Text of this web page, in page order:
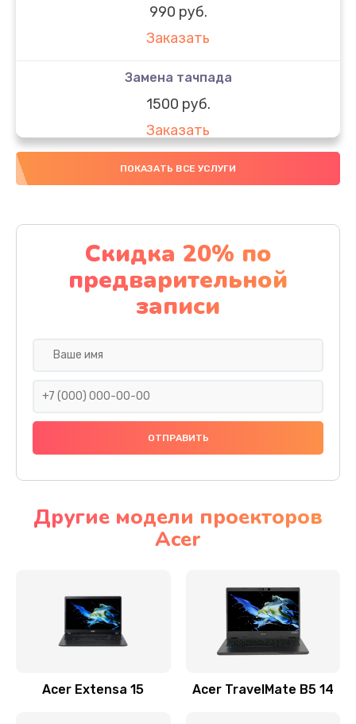
990 руб.
Заказать
Замена тачпада
1500 руб.
Заказать
Замена южного моста
Заказать
Чистка от пыли
1060 руб.
Заказать
Ремонт подсветки
Настройка BIOS
Замена видеочипа
Заказать
ПОКАЗАТЬ ВСЕ УСЛУГИ
Скидка 20% по
предварительной
записи
Другие модели проекторов
Acer
Acer Extensa 15 Acer TravelMate B5 14